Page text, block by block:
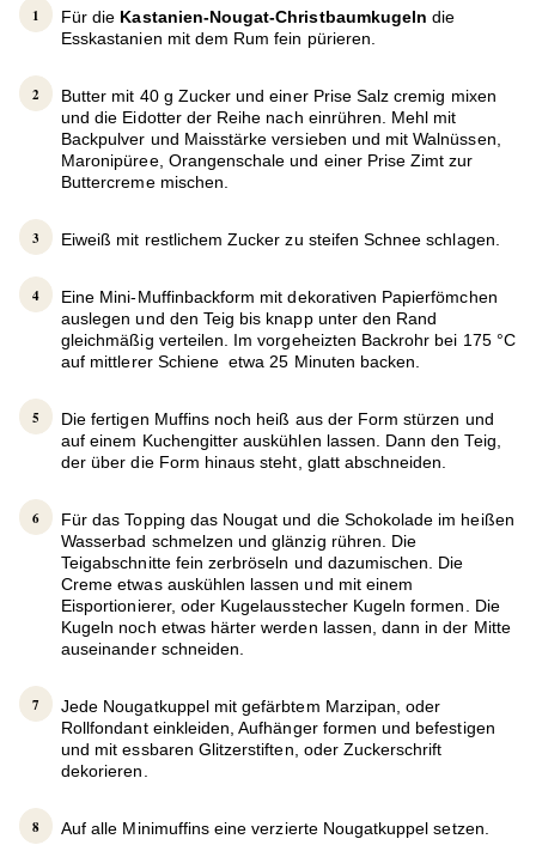
Für die Kastanien-Nougat-Christbaumkugelndie
Esskastanien mit dem Rum fein pürieren.
Butter mit 40 g Zucker und einer Prise Salz cremig mixen
und die Eidotter der Reihe nach einrühren. Mehl mit
Backpulver und Maisstärke versieben und mit Walnüssen,
Maronipüree, Orangenschale und einer Prise Zimt zur
Buttercreme mischen.
Eiweiß mit restlichem Zucker zu steifen Schnee schlagen.
Eine Mini-Muffinbackform mit dekorativen Papierfömchen
auslegen und den Teig bis knapp unter den Rand
gleichmäßig verteilen. Im vorgeheizten Backrohr bei 175 °C
auf mittlerer Schiene etwa 25 Minuten backen.
Die fertigen Muffins noch heiß aus der Form stürzen und
auf einem Kuchengitter auskühlen lassen. Dann den Teig,
der über die Form hinaus steht, glatt abschneiden.
Für das Topping das Nougat und die Schokolade im heißen
Wasserbad schmelzen und glänzig rühren. Die
Teigabschnitte fein zerbröseln und dazumischen. Die
Creme etwas auskühlen lassen und mit einem
Eisportionierer, oder Kugelausstecher Kugeln formen. Die
Kugeln noch etwas härter werden lassen, dann in der Mitte
auseinander schneiden.
Jede Nougatkuppel mit gefärbtem Marzipan, oder
Rollfondant einkleiden, Aufhänger formen und befestigen
und mit essbaren Glitzerstiften, oder Zuckerschrift
dekorieren.
Auf alle Minimuffins eine verzierte Nougatkuppel setzen.